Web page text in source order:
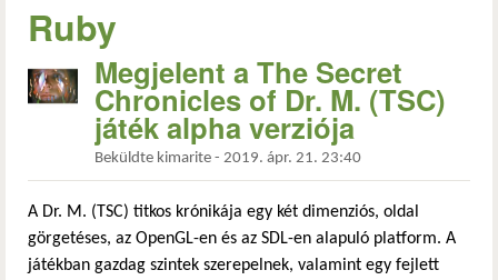
Ruby
Megjelent a The Secret
Chronicles of Dr. M. (TSC)
játék alpha verziója
Beküldte kimarite - 2019. ápr. 21. 23:40
A Dr. M. (TSC) titkos krónikája egy két dimenziós, oldal
görgetéses, az OpenGL-en és az SDL-en alapuló platform. A
játékban gazdag szintek szerepelnek, valamint egy fejlett